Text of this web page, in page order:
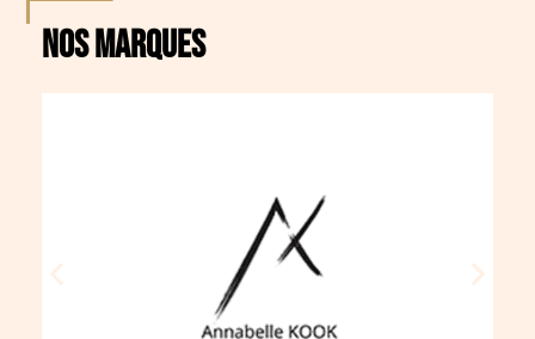
NOS MARQUES